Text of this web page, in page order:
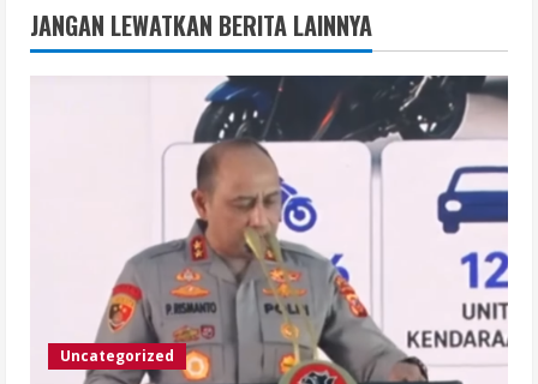
JANGAN LEWATKAN BERITA LAINNYA
Uncategorized